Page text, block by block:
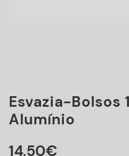
Esvazia-Bolsos
Alumínio
14,50€